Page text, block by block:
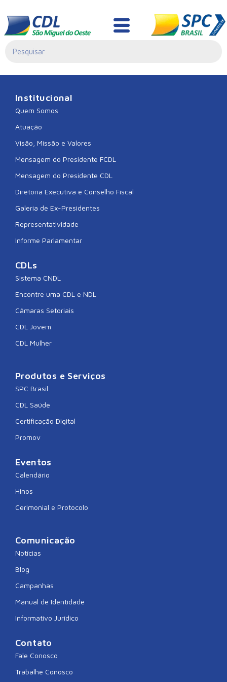
CDL DESCANSO
Institucional
Quem Somos
Atuação
Visão, Missão e Valores
Mensagem do Presidente FCDL
Mensagem do Presidente CDL
Diretoria Executiva e Conselho Fiscal
Galeria de Ex-Presidentes
Representatividade
Informe Parlamentar
CDLs
Sistema CNDL
Encontre uma CDL e NDL
Câmaras Setoriais
CDL Jovem
CDL Mulher
Produtos e Serviços
SPC Brasil
CDL Saúde
Certificação Digital
Promov
Eventos
Calendário
Hinos
Cerimonial e Protocolo
Comunicação
Notícias
Blog
Campanhas
Manual de Identidade
Informativo Jurídico
Contato
Fale Conosco
Trabalhe Conosco